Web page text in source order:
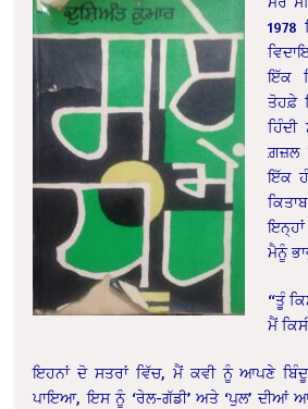
ਇੱਕ
ਤੋਹਫ਼ੇ
ਗ਼ਜ਼ਲ
ਇੱਕ
ਇਨ੍ਹਾਂ
ਮੈਨੂੰ
“ਤੂੰ
ਮੈਂ
ਇਹਨਾਂ ਦੋ ਸਤਰਾਂ ਵਿੱਚ, ਮੈਂ ਕਵੀ ਨੂੰ ਆਪਣੇ
ਪਾਇਆ, ਇਸ ਨੂੰ ‘ਰੇਲ-ਗੱਡੀ’ ਅਤੇ ‘ਪੁਲ’ ਦੀਆਂ